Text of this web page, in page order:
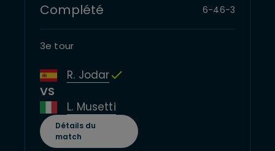
Complété 6-46-3
3e tour
R. Jodar
VS
L. Musetti
Détails du
match